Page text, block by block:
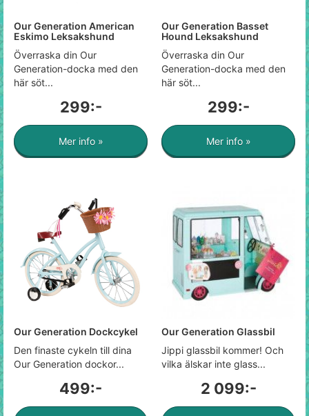
Our Generation American
Eskimo Leksakshund
Överraska din Our
Generation-docka med den
här söt...
299:-
Mer info »
Our Generation Basset
Hound Leksakshund
Överraska din Our
Generation-docka med den
här söt...
299:-
Mer info »
Our Generation Dockcykel
Den finaste cykeln till dina
Our Generation dockor...
499:-
Our Generation Glassbil
Jippi glassbil kommer! Och
vilka älskar inte glass...
2 099:-